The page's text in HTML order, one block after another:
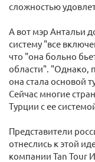
сложностью
А вот мэр Антальи
систему "все
что "она больно
области". "Однако,
она стала основой
Сейчас многие
Турции с ее
Представители
отнеслись к этой
компании Tan Tour